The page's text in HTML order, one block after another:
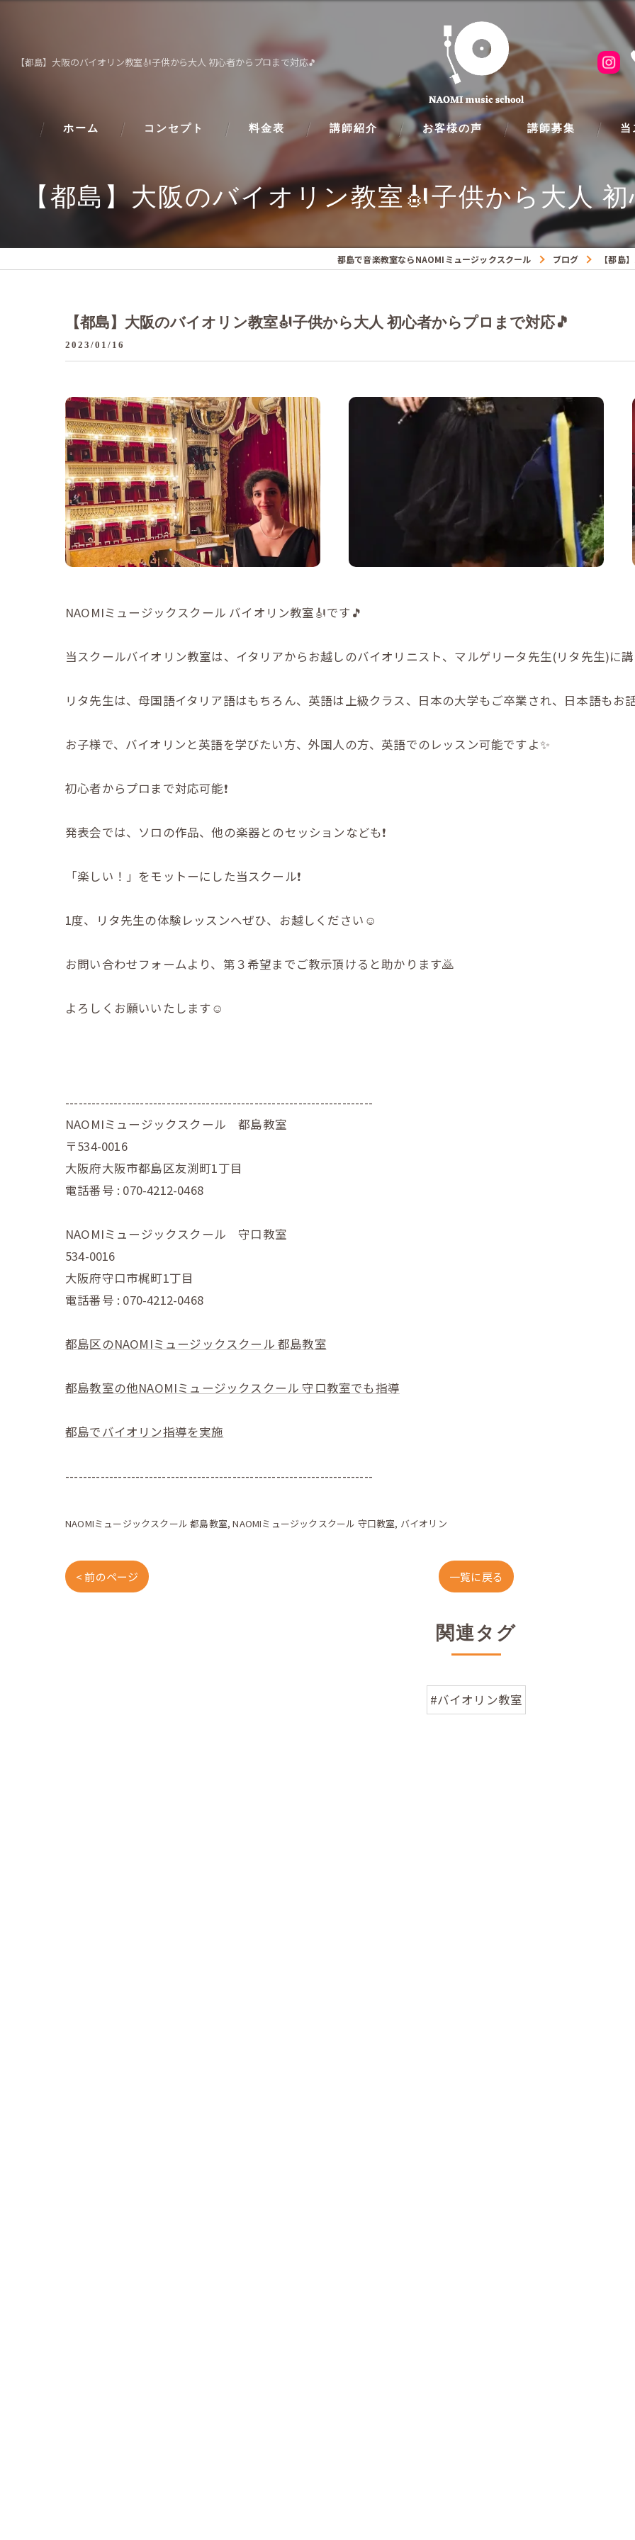
【都島】大阪のバイオリン教室🎻子供から大人 初心者からプロまで対応🎵
ホーム コンセプト 料金表 講師紹介 お客様の声 講師募集 当
ピア
フル
クラ
【都島】大阪のバイオリン教室🎻子供から大人
都島で音楽教室ならNAOMIミュージックスクール ブログ 【都島
【都島】大阪のバイオリン教室🎻子供から大人 初心者からプロまで対応🎵
2023/01/16
NAOMIミュージックスクール バイオリン教室🎻です🎵
当スクールバイオリン教室は、イタリアからお越しのバイオリニスト、マルゲリータ先生(リタ先生)に講
リタ先生は、母国語イタリア語はもちろん、英語は上級クラス、日本の大学もご卒業され、日本語もお
お子様で、バイオリンと英語を学びたい方、外国人の方、英語でのレッスン可能ですよ✨
初心者からプロまで対応可能❗️
発表会では、ソロの作品、他の楽器とのセッションなども❗️
「楽しい！」をモットーにした当スクール❗️
1度、リタ先生の体験レッスンへぜひ、お越しください☺️
お問い合わせフォームより、第３希望までご教示頂けると助かります🙇
よろしくお願いいたします☺️
----------------------------------------------------------------------
NAOMIミュージックスクール 都島教室
〒534-0016
大阪府大阪市都島区友渕町1丁目
電話番号 : 070-4212-0468
NAOMIミュージックスクール 守口教室
534-0016
大阪府守口市梶町1丁目
電話番号 : 070-4212-0468
都島区のNAOMIミュージックスクール 都島教室
都島教室の他NAOMIミュージックスクール 守口教室でも指導
都島でバイオリン指導を実施
----------------------------------------------------------------------
NAOMIミュージックスクール 都島教室 NAOMIミュージックスクール 守口教室 バイオリン
< 前のページ 一覧に戻る
関連タグ
#バイオリン教室